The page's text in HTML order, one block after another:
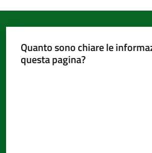
Quanto sono chiare le
questa pagina?